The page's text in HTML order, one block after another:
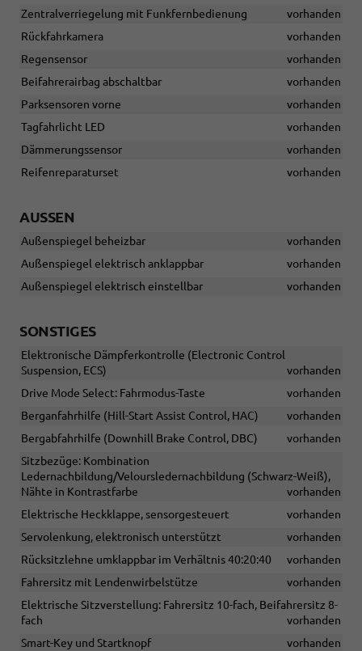
Zentralverriegelung mit Funkfernbedienung
vorhanden
Rückfahrkamera
vorhanden
Regensensor
vorhanden
Beifahrerairbag abschaltbar
vorhanden
Parksensoren vorne
vorhanden
Tagfahrlicht LED
vorhanden
Dämmerungssensor
vorhanden
Reifenreparaturset
vorhanden
AUSSEN
Außenspiegel beheizbar
vorhanden
Außenspiegel elektrisch anklappbar
vorhanden
Außenspiegel elektrisch einstellbar
vorhanden
SONSTIGES
Elektronische Dämpferkontrolle (Electronic Control
Suspension, ECS)
vorhanden
Drive Mode Select: Fahrmodus-Taste
vorhanden
Berganfahrhilfe (Hill-Start Assist Control, HAC)
vorhanden
Bergabfahrhilfe (Downhill Brake Control, DBC)
vorhanden
Sitzbezüge: Kombination
Ledernachbildung/Veloursledernachbildung (Schwarz-Weiß),
Nähte in Kontrastfarbe
vorhanden
Elektrische Heckklappe, sensorgesteuert
vorhanden
Servolenkung, elektronisch unterstützt
vorhanden
Rücksitzlehne umklappbar im Verhältnis 40:20:40
vorhanden
Fahrersitz mit Lendenwirbelstütze
vorhanden
Elektrische Sitzverstellung: Fahrersitz 10-fach, Beifahrersitz 8-
fach
vorhanden
Smart-Key und Startknopf
vorhanden